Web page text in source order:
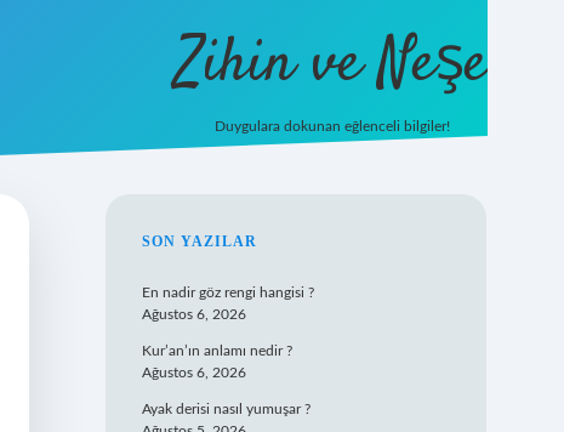
Zihin ve Neşe
Duygulara dokunan eğlenceli bilgiler!
SIDEBAR
SON YAZILAR
En nadir göz rengi hangisi ?
Ağustos 6, 2026
Kur’an’ın anlamı nedir ?
Ağustos 6, 2026
Ayak derisi nasıl yumuşar ?